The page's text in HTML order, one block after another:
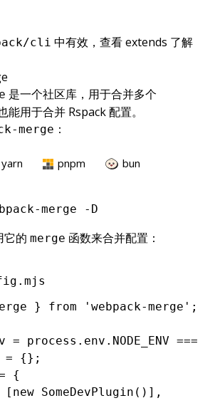
cli 中有效，查看extends 了解
是一个社区库，用于合并多个
用于合并 Rspack 配置。
merge ：
yarn pnpm
bun
merge -D
它的 merge 函数来合并配置：
} from 'webpack-merge' ;
= process . env . NODE_ENV ===
= {};
{
[ new SomeDevPlugin ()] ,